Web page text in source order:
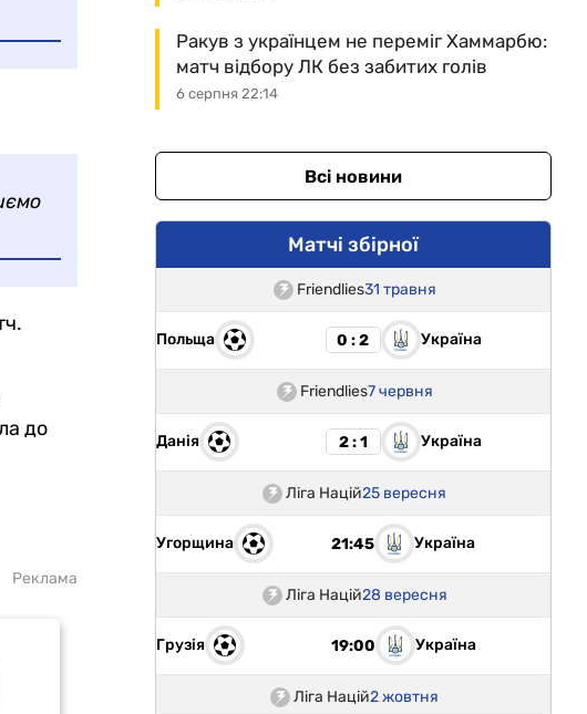
до
Реклама
6 серпня 22:14
Ракув з українцем не переміг Хаммарбю:
матч відбору ЛК без забитих голів
Всі новини
Матчі збірної
Friendlies31 травня
Польща 0 : 2 Україна
Friendlies7 червня
Данія 2 : 1 Україна
Ліга Націй25 вересня
Угорщина 21:45 Україна
Ліга Націй28 вересня
Грузія 19:00 Україна
Ліга Націй2 жовтня